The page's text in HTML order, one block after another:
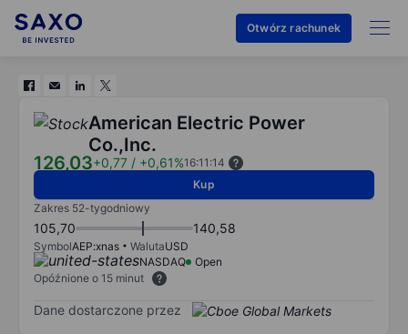
Otwórz rachunek
American Electric Power
Co.,Inc.
126,03+0,77 / +0,61%16:11:14
Kup
Zakres 52-tygodniowy
105,70 140,58
SymbolAEP:xnas WalutaUSD
NASDAQ
Open
Opóźnione o 15 minut
Dane dostarczone przez